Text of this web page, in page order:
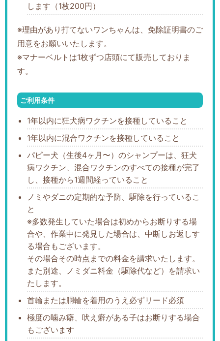
します（1枚200円）
※理由があり打てないワンちゃんは、免除証明書のご
用意をお願いいたします。
※マナーベルトは1枚ずつ店頭にて販売しておりま
す。
ご利用条件
1年以内に狂犬病ワクチンを接種していること
1年以内に混合ワクチンを接種していること
パピー犬（生後4ヶ月〜）のシャンプーは、狂犬
病ワクチン、混合ワクチンのすべての接種が完了
し、接種から1週間経っていること
ノミやダニの定期的な予防、駆除を行っているこ
と
※多数発生していた場合は初めからお断りする場
合や、作業中に発見した場合は、中断しお返しす
る場合もございます。
その場合その時点までの料金を請求いたします。
また別途、ノミダニ料金（駆除代など）を請求い
たします。
首輪または胴輪を着用のうえ必ずリード必須
極度の噛み癖、吠え癖がある子はお断りする場合
もございます